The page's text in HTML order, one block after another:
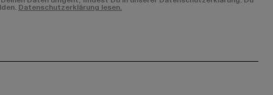
Datenschutzerklärung lesen.